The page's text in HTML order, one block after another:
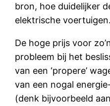
bron, hoe duidelijker
elektrische voertuigen.
De hoge prijs voor
probleem bij het
van een ‘propere’
van een nogal
(denk bijvoorbeeld